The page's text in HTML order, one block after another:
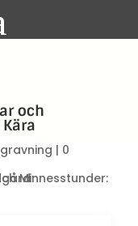
och
| 0